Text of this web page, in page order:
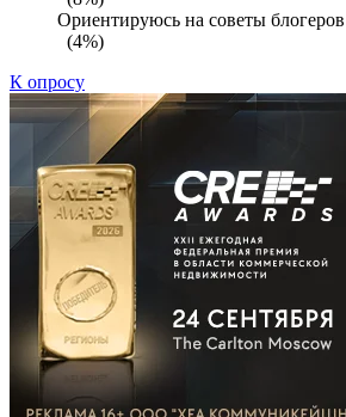
Ориентируюсь на советы блогеров
(4%)
К опросу